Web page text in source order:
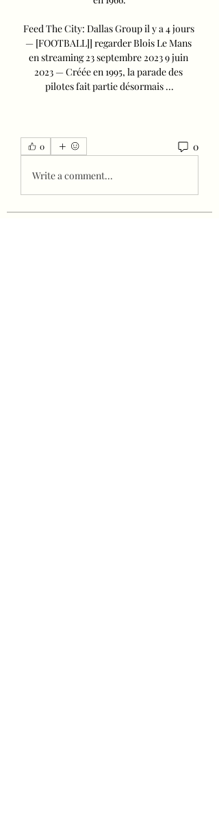
Feed The City: Dallas Group il y a 4 jours
— [FOOTBALL]] regarder Blois Le Mans
en streaming 23 septembre 2023 9 juin
2023 — Créée en 1995, la parade des
pilotes fait partie désormais ...
0 0
Write a comment...